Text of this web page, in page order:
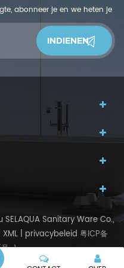
abonneer je en we heten je
wat jij denkt.
Sanitary Ware Co.,
XML| privacybeleid 粤ICP备
-1
ondersteund